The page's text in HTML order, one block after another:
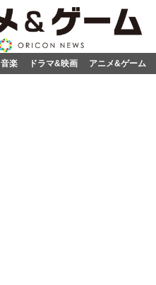
音楽 ドラマ&映画 アニメ&ゲーム